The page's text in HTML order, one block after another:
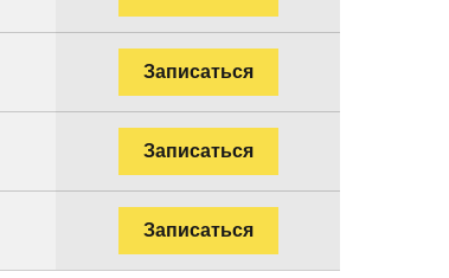
Записаться
Записаться
Записаться